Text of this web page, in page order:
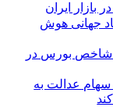
بازار ایران
جهانی هوش
شاخص بورس در
عدالت به